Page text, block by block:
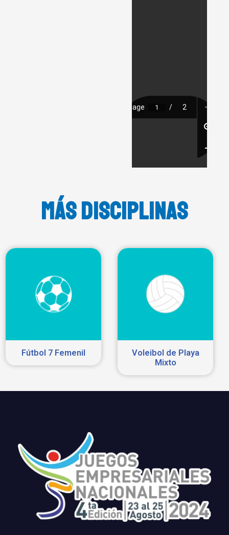
MÁS DISCIPLINAS
Fútbol 7 Femenil
Voleibol de Playa
Mixto